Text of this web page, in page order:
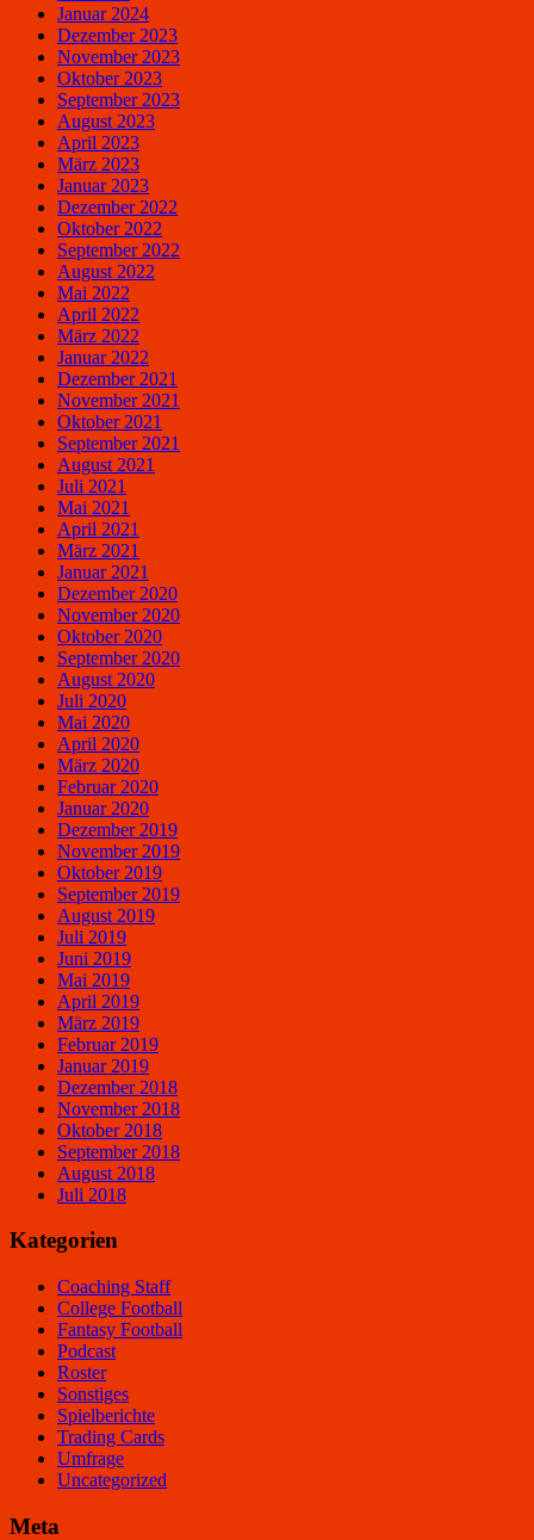
Januar 2024
Dezember 2023
November 2023
Oktober 2023
September 2023
August 2023
April 2023
März 2023
Januar 2023
Dezember 2022
Oktober 2022
September 2022
August 2022
Mai 2022
April 2022
März 2022
Januar 2022
Dezember 2021
November 2021
Oktober 2021
September 2021
August 2021
Juli 2021
Mai 2021
April 2021
März 2021
Januar 2021
Dezember 2020
November 2020
Oktober 2020
September 2020
August 2020
Juli 2020
Mai 2020
April 2020
März 2020
Februar 2020
Januar 2020
Dezember 2019
November 2019
Oktober 2019
September 2019
August 2019
Juli 2019
Juni 2019
Mai 2019
April 2019
März 2019
Februar 2019
Januar 2019
Dezember 2018
November 2018
Oktober 2018
September 2018
August 2018
Juli 2018
Kategorien
Coaching Staff
College Football
Fantasy Football
Podcast
Roster
Sonstiges
Spielberichte
Trading Cards
Umfrage
Uncategorized
Meta